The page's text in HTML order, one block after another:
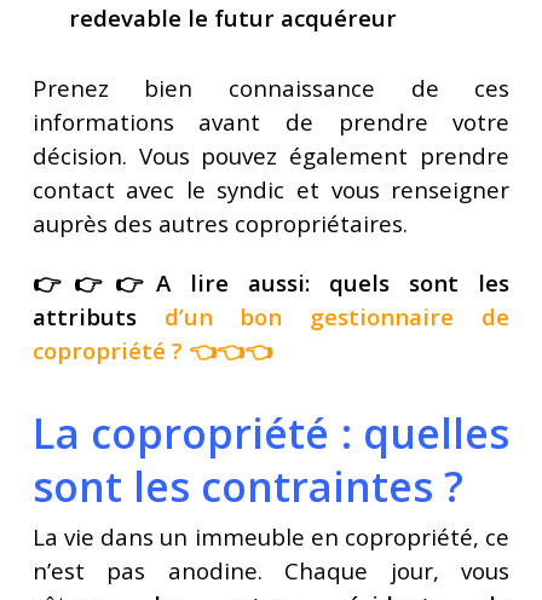
redevable le futur acquéreur
Prenez bien connaissance de ces
informations avant de prendre votre
décision. Vous pouvez également prendre
contact avec le syndic et vous renseigner
auprès des autres copropriétaires.
👉👉👉A lire aussi: quels sont les
attributs d’un bon gestionnaire de
copropriété ? 👈👈👈
La copropriété : quelles
sont les contraintes ?
La vie dans un immeuble en copropriété, ce
n’est pas anodine. Chaque jour, vous